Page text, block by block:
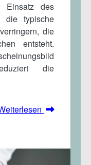
Einsatz des
die typische
die
entsteht.
die